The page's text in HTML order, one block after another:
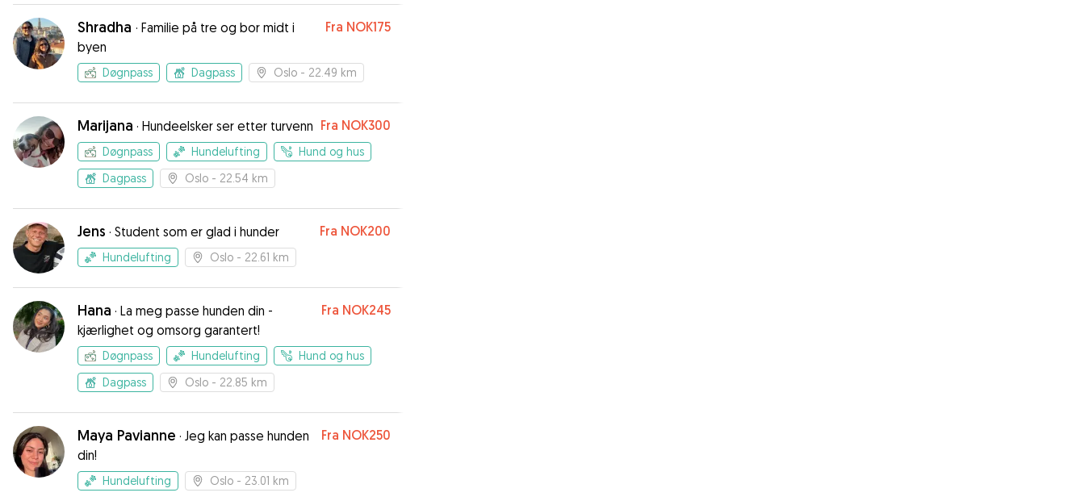
Shradha · Familie på tre og bor midt i
byen
Fra NOK175
Døgnpass Dagpass Oslo - 22.49 km
Marijana · Hundeelsker ser etter turvenn Fra NOK300
Døgnpass Hundelufting
Hund og hus
Dagpass
Oslo - 22.54 km
Jens · Student som er glad i hunder Fra NOK200
Hundelufting Oslo - 22.61 km
Hana · La meg passe hunden din -
kjærlighet og omsorg garantert!
Fra NOK245
Døgnpass Hundelufting
Hund og hus
Dagpass
Oslo - 22.85 km
Maya Pavianne · Jeg kan passe hunden
din!
Fra NOK250
Hundelufting Oslo - 23.01 km